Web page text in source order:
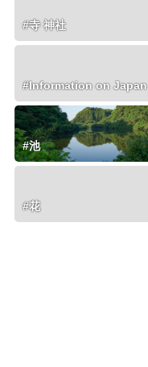
#寺 神社
#Information on Japan
#池
#花